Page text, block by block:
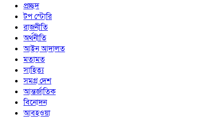
প্রচ্ছদ
টপ স্টোরি
রাজনীতি
অর্থনীতি
আইন আদালত
মতামত
সাহিত্য
সমগ্র দেশ
আন্তর্জাতিক
বিনোদন
আবহওয়া